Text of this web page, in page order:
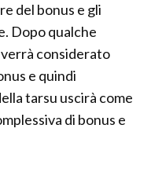
del bonus e gli
Dopo qualche
considerato
e quindi
tarsu uscirà come
di bonus e